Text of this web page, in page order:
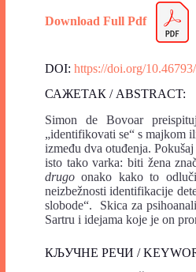
Download Full Pdf
DOI: https://doi.org/
САЖЕТАК / ABSTRACT:
Simon de Bovoar
„identifikovati se“ s majkom
između dva otuđenja.
isto tako varka: biti žena
drugo onako kako to
neizbežnosti identifikacije
slobode“. Skica za
Sartru i idejama koje je on
КЉУЧНЕ РЕЧИ /